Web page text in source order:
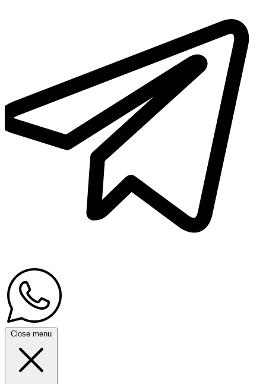
Close menu